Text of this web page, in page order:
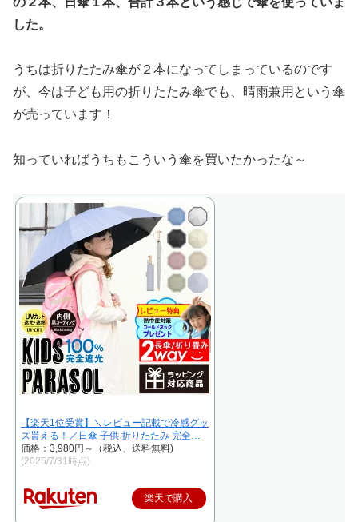
した。
うちは折りたたみ傘が２本になってしまっているのです
が、今は子ども用の折りたたみ傘でも、晴雨兼用という傘
が売っています！
知っていればうちもこういう傘を買いたかったな～
【楽天1位受賞】＼レビュー記載で冷感グッ
ズ貰える！／日傘 子供 折りたたみ 完全…
価格：3,980円～（税込、送料無料)
(2025/7/31時点)
楽天で購入